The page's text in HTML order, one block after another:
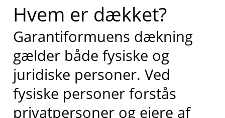
Hvem er dækket?
Garantiformuens dækning
gælder både fysiske og
juridiske personer. Ved
fysiske personer forstås
privatpersoner og ejere af